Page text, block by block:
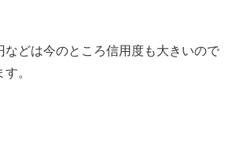
などは今のところ信用度も大きいので
。